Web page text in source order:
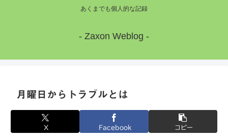
あくまでも個人的な記録
- Zaxon Weblog -
月曜日からトラブルとは
X Facebook コピー